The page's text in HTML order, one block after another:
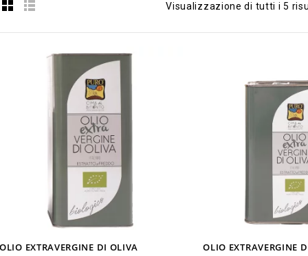
Visualizzazione di tutti i 5
OLIO EXTRAVERGINE DI OLIVA
OLIO EXTRAVERGINE